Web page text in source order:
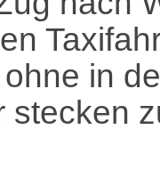
in
stecken